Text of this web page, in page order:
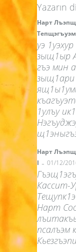
Yazarın
Нарт
уэ
зыщ1ыр
гъэ мин
зыщ1ари
1улъу
Нарт Лъэпщ
I - 01/12/
Кассит-
Нарт
псалъэм